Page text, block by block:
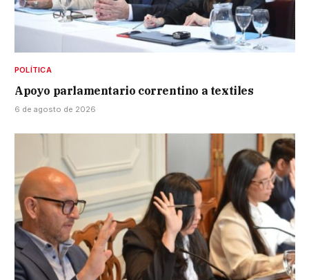
POLÍTICA
Apoyo parlamentario correntino a textiles
6 de agosto de 2026